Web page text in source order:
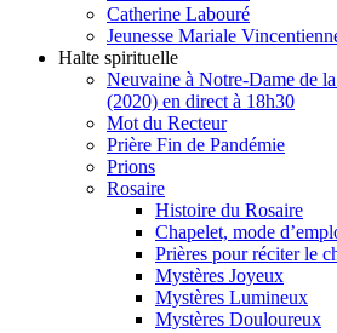
Catherine Labouré
Jeunesse Mariale
Halte spirituelle
Neuvaine à Notre-Dame de
(2020) en direct à 18h30
Mot du Recteur
Prière Fin de Pandémie
Prions
Rosaire
Histoire du Rosaire
Chapelet, mode
Prières pour réciter le
Mystères Joyeux
Mystères Lumineux
Mystères Douloureux